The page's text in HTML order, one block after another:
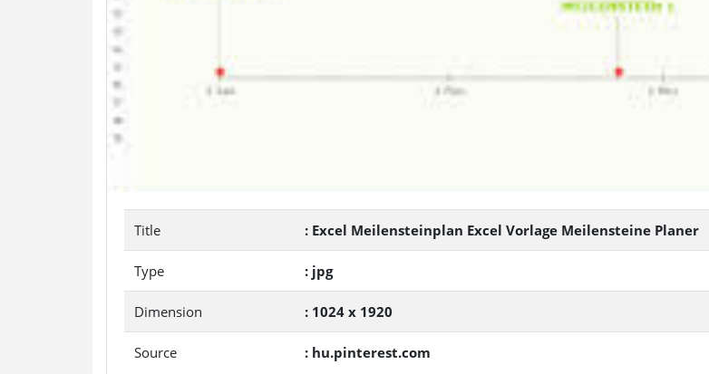
Title : Excel Meilensteinplan Excel Vorlage Meilensteine Planer
Type : jpg
Dimension : 1024 x 1920
Source : hu.pinterest.com